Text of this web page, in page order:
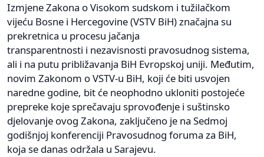
Izmjene Zakona o Visokom sudskom i tužilačkom
vijeću Bosne i Hercegovine (VSTV BiH) značajna su
prekretnica u procesu jačanja
transparentnosti i nezavisnosti pravosudnog sistema,
ali i na putu približavanja BiH Evropskoj uniji. Međutim,
novim Zakonom o VSTV-u BiH, koji će biti usvojen
naredne godine, bit će neophodno ukloniti postojeće
prepreke koje sprečavaju sprovođenje i suštinsko
djelovanje ovog Zakona, zaključeno je na Sedmoj
godišnjoj konferenciji Pravosudnog foruma za BiH,
koja se danas održala u Sarajevu.